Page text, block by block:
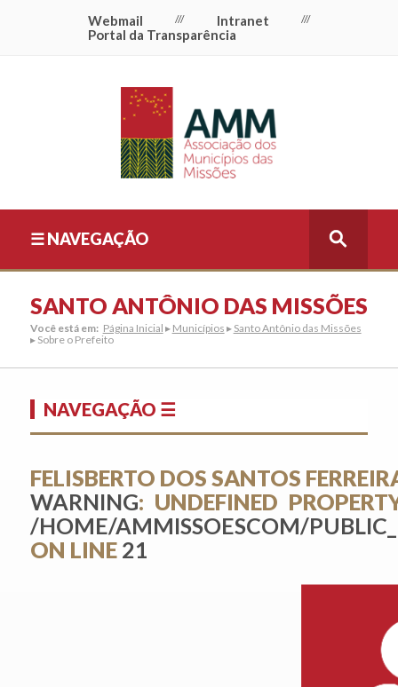
Webmail /// Intranet ///
Portal da Transparência
☰ NAVEGAÇÃO
SANTO ANTÔNIO DAS MISSÕES
Você está em: Página Inicial ▸ Municípios ▸ Santo Antônio das Missões
▸ Sobre o Prefeito
FELISBERTO DOS SANTOS
WARNING: UNDEFINED
/HOME/AMMISSOESCOM/
ON LINE 21
NAVEGAÇÃO ☰